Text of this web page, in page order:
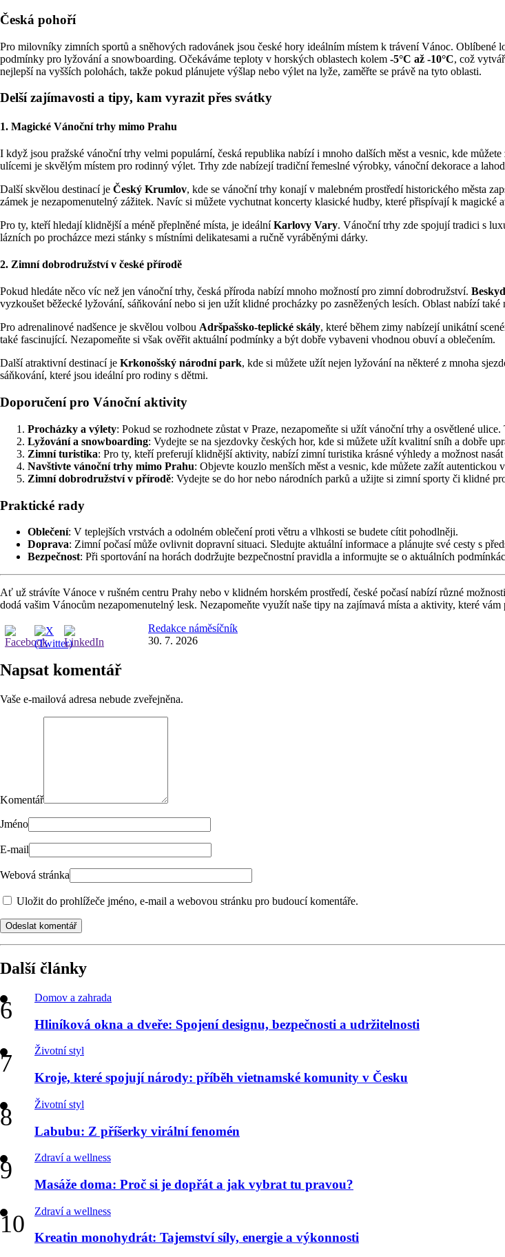
Česká pohoří
Pro milovníky zimních sportů a sněhových radovánek jsou české hory ideálním místem k trávení Vánoc.
podmínky pro lyžování a snowboarding. Očekáváme teploty v horských oblastech kolem -5°C až -10°C, což
nejlepší na vyšších polohách, takže pokud plánujete výšlap nebo výlet na lyže, zaměřte se právě na tyto oblasti.
Delší zajímavosti a tipy, kam vyrazit přes svátky
1. Magické Vánoční trhy mimo Prahu
I když jsou pražské vánoční trhy velmi populární, česká republika nabízí i mnoho dalších měst a vesnic, kde
ulícemi je skvělým místem pro rodinný výlet. Trhy zde nabízejí tradiční řemeslné výrobky, vánoční dekorace a
Další skvělou destinací je Český Krumlov, kde se vánoční trhy konají v malebném prostředí historického města
zámek je nezapomenutelný zážitek. Navíc si můžete vychutnat koncerty klasické hudby, které přispívají k magické
Pro ty, kteří hledají klidnější a méně přeplněné místa, je ideálníKarlovy Vary. Vánoční trhy zde spojují tradici s
lázních po procházce mezi stánky s místními delikatesami a ručně vyráběnými dárky.
2. Zimní dobrodružství v české přírodě
Pokud hledáte něco víc než jen vánoční trhy, česká příroda nabízí mnoho možností pro zimní dobrodružství.
vyzkoušet běžecké lyžování, sáňkování nebo si jen užít klidné procházky po zasněžených lesích. Oblast nabízí
Pro adrenalinové nadšence je skvělou volbou Adršpašsko-teplické skály, které během zimy nabízejí unikátní
také fascinující. Nezapomeňte si však ověřit aktuální podmínky a být dobře vybaveni vhodnou obuví a oblečením.
Další atraktivní destinací je Krkonošský národní park, kde si můžete užít nejen lyžování na některé z mnoha
sáňkování, které jsou ideální pro rodiny s dětmi.
Doporučení pro Vánoční aktivity
Procházky a výlety: Pokud se rozhodnete zůstat v Praze, nezapomeňte si užít vánoční trhy a osvětlené
Lyžování a snowboarding: Vydejte se na sjezdovky českých hor, kde si můžete užít kvalitní sníh a dobře
Zimní turistika: Pro ty, kteří preferují klidnější aktivity, nabízí zimní turistika krásné výhledy a možnost
Navštivte vánoční trhy mimo Prahu: Objevte kouzlo menších měst a vesnic, kde můžete zažít autentickou
Zimní dobrodružství v přírodě: Vydejte se do hor nebo národních parků a užijte si zimní sporty či klidné
Praktické rady
Oblečení: V teplejších vrstvách a odolném oblečení proti větru a vlhkosti se budete cítit pohodlněji.
Doprava: Zimní počasí může ovlivnit dopravní situaci. Sledujte aktuální informace a plánujte své cesty s
Bezpečnost: Při sportování na horách dodržujte bezpečnostní pravidla a informujte se o aktuálních
Ať už strávíte Vánoce v rušném centru Prahy nebo v klidném horském prostředí, české počasí nabízí různé
dodá vašim Vánocům nezapomenutelný lesk. Nezapomeňte využít naše tipy na zajímavá místa a aktivity, které
Redakce náměsíčník
30. 7. 2026
Napsat komentář
Vaše e-mailová adresa nebude zveřejněna.
Komentář
Jméno
E-mail
Webová stránka
Uložit do prohlížeče jméno, e-mail a webovou stránku pro budoucí komentáře.
Odeslat komentář
Další články
Domov a zahrada
Hliníková okna a dveře: Spojení designu, bezpečnosti a udržitelnosti
Životní styl
Kroje, které spojují národy: příběh vietnamské komunity v Česku
Životní styl
Labubu: Z příšerky virální fenomén
Zdraví a wellness
Masáže doma: Proč si je dopřát a jak vybrat tu pravou?
Zdraví a wellness
Kreatin monohydrát: Tajemství síly, energie a výkonnosti